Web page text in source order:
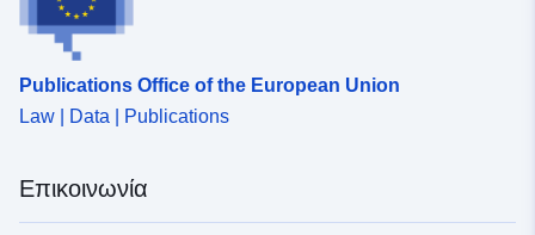
Publications Office of the European Union
Law | Data | Publications
Επικοινωνία